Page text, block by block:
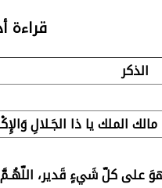
قراءة
الذكر
الملك يا ذا الجَـلالِ
على كلّ شَيءٍ قَدير،